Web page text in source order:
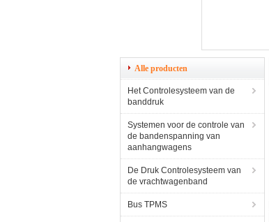
Alle producten
Het Controlesysteem van de
banddruk
Systemen voor de controle van
de bandenspanning van
aanhangwagens
De Druk Controlesysteem van
de vrachtwagenband
Bus TPMS